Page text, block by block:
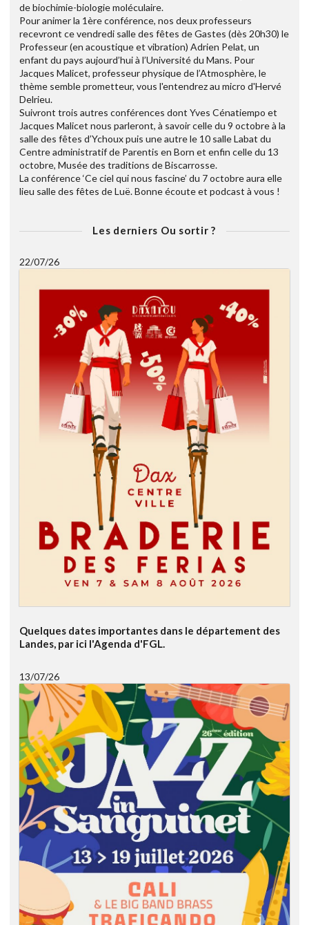
de biochimie-biologie moléculaire.
Pour animer la 1ère conférence, nos deux professeurs
recevront ce vendredi salle des fêtes de Gastes (dès 20h30) le
Professeur (en acoustique et vibration) Adrien Pelat, un
enfant du pays aujourd’hui à l’Université du Mans. Pour
Jacques Malicet, professeur physique de l’Atmosphère, le
thème semble prometteur, vous l'entendrez au micro d'Hervé
Delrieu.
Suivront trois autres conférences dont Yves Cénatiempo et
Jacques Malicet nous parleront, à savoir celle du 9 octobre à la
salle des fêtes d’Ychoux puis une autre le 10 salle Labat du
Centre administratif de Parentis en Born et enfin celle du 13
octobre, Musée des traditions de Biscarrosse.
La conférence ‘Ce ciel qui nous fascine’ du 7 octobre aura elle
lieu salle des fêtes de Luë. Bonne écoute et podcast à vous !
Les derniers Ou sortir ?
22/07/26
Quelques dates importantes dans le département des
Landes, par ici l'Agenda d'FGL.
13/07/26